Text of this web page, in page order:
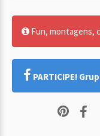
Fun, montagens,
PARTICIPE!